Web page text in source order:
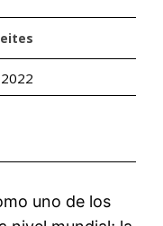
uno de los